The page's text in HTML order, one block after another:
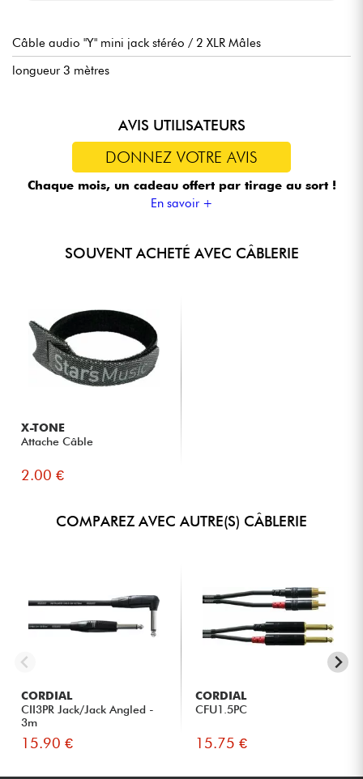
Câble audio "Y" mini jack stéréo / 2 XLR Mâles
longueur 3 mètres
AVIS UTILISATEURS
DONNEZ VOTRE AVIS
Chaque mois, un cadeau offert par tirage au sort !
En savoir +
SOUVENT ACHETÉ AVEC CÂBLERIE
X-TONE
Attache Câble
2.00 €
COMPAREZ AVEC AUTRE(S) CÂBLERIE
CORDIAL
CII3PR Jack/Jack Angled -
3m
15.90 €
CORDIAL
CFU1.5PC
15.75 €